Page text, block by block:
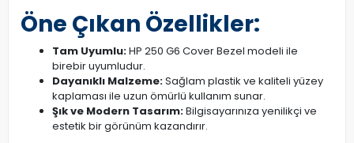
Öne Çıkan Özellikler:
Tam Uyumlu:HP 250 G6 Cover Bezel modeli ile
birebir uyumludur.
Dayanıklı Malzeme:Sağlam plastik ve kaliteli yüzey
kaplaması ile uzun ömürlü kullanım sunar.
Şık ve Modern Tasarım:Bilgisayarınıza yenilikçi ve
estetik bir görünüm kazandırır.